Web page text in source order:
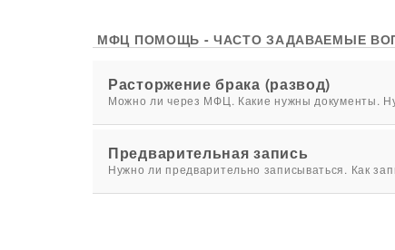
МФЦ ПОМОЩЬ - ЧАСТО ЗАДАВАЕМЫЕ
Расторжение брака (развод)
Можно ли через МФЦ. Какие нужны документы.
Предварительная запись
Нужно ли предварительно записываться. Как